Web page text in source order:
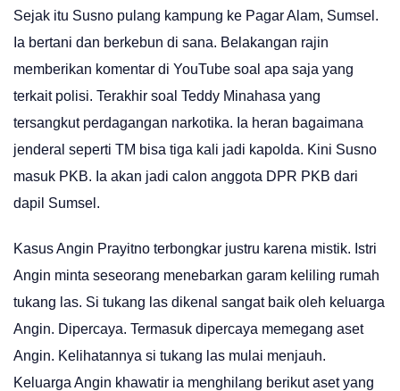
Sejak itu Susno pulang kampung ke Pagar Alam, Sumsel.
Ia bertani dan berkebun di sana. Belakangan rajin
memberikan komentar di YouTube soal apa saja yang
terkait polisi. Terakhir soal Teddy Minahasa yang
tersangkut perdagangan narkotika. Ia heran bagaimana
jenderal seperti TM bisa tiga kali jadi kapolda. Kini Susno
masuk PKB. Ia akan jadi calon anggota DPR PKB dari
dapil Sumsel.
Kasus Angin Prayitno terbongkar justru karena mistik. Istri
Angin minta seseorang menebarkan garam keliling rumah
tukang las. Si tukang las dikenal sangat baik oleh keluarga
Angin. Dipercaya. Termasuk dipercaya memegang aset
Angin. Kelihatannya si tukang las mulai menjauh.
Keluarga Angin khawatir ia menghilang berikut aset yang